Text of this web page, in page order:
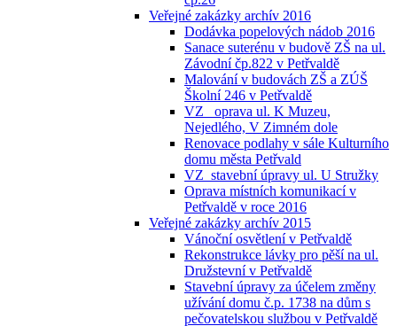
Veřejné zakázky archív 2016
Dodávka popelových nádob 2016
Sanace suterénu v budově ZŠ na ul.
Závodní čp.822 v Petřvaldě
Malování v budovách ZŠ a ZÚŠ
Školní 246 v Petřvaldě
VZ_ oprava ul. K Muzeu,
Nejedlého, V Zimném dole
Renovace podlahy v sále Kulturního
domu města Petřvald
VZ_stavební úpravy ul. U Stružky
Oprava místních komunikací v
Petřvaldě v roce 2016
Veřejné zakázky archív 2015
Vánoční osvětlení v Petřvaldě
Rekonstrukce lávky pro pěší na ul.
Družstevní v Petřvaldě
Stavební úpravy za účelem změny
užívání domu č.p. 1738 na dům s
pečovatelskou službou v Petřvaldě